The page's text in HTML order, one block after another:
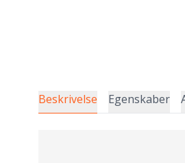
Beskrivelse Egenskaber